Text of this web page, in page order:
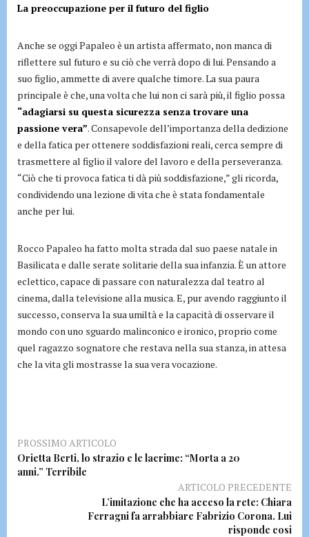
La preoccupazione per il futuro del figlio
Anche se oggi Papaleo è un artista affermato, non manca di
riflettere sul futuro e su ciò che verrà dopo di lui. Pensando a
suo figlio, ammette di avere qualche timore. La sua paura
principale è che, una volta che lui non ci sarà più, il figlio possa
“adagiarsi su questa sicurezza senza trovare una
passione vera”. Consapevole dell’importanza della dedizione
e della fatica per ottenere soddisfazioni reali, cerca sempre di
trasmettere al figlio il valore del lavoro e della perseveranza.
“Ciò che ti provoca fatica ti dà più soddisfazione,” gli ricorda,
condividendo una lezione di vita che è stata fondamentale
anche per lui.
Rocco Papaleo ha fatto molta strada dal suo paese natale in
Basilicata e dalle serate solitarie della sua infanzia. È un attore
eclettico, capace di passare con naturalezza dal teatro al
cinema, dalla televisione alla musica. E, pur avendo raggiunto il
successo, conserva la sua umiltà e la capacità di osservare il
mondo con uno sguardo malinconico e ironico, proprio come
quel ragazzo sognatore che restava nella sua stanza, in attesa
che la vita gli mostrasse la sua vera vocazione.
PROSSIMO ARTICOLO
Orietta Berti, lo strazio e le lacrime: “Morta a 20
anni.” Terribile
ARTICOLO PRECEDENTE
L’imitazione che ha acceso la rete: Chiara
Ferragni fa arrabbiare Fabrizio Corona. Lui
risponde cosi